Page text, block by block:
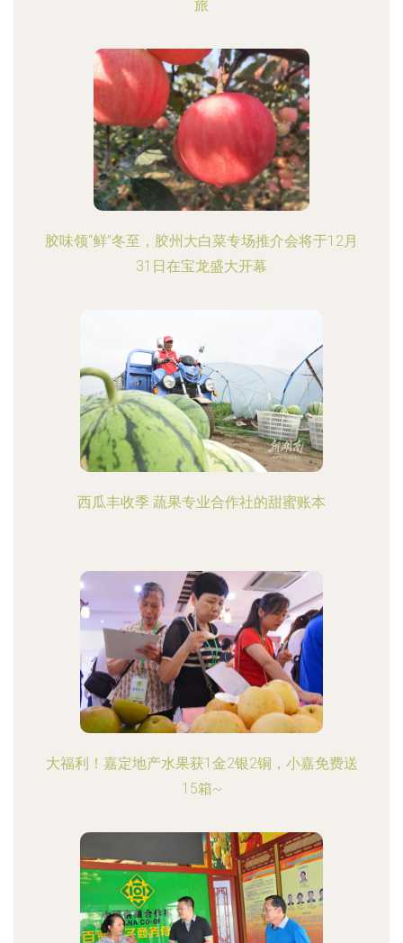
旅
胶味领“鲜”冬至，胶州大白菜专场推介会将于12月
31日在宝龙盛大开幕
西瓜丰收季 蔬果专业合作社的甜蜜账本
大福利！嘉定地产水果获1金2银2铜，小嘉免费送
15箱~